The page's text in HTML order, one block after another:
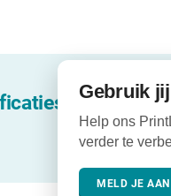
Gebruik
Help ons
verder te
MELD JE